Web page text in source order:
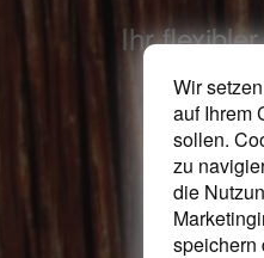
Ihr
Wir
auf Ihrem
sollen.
zu
die
speichern